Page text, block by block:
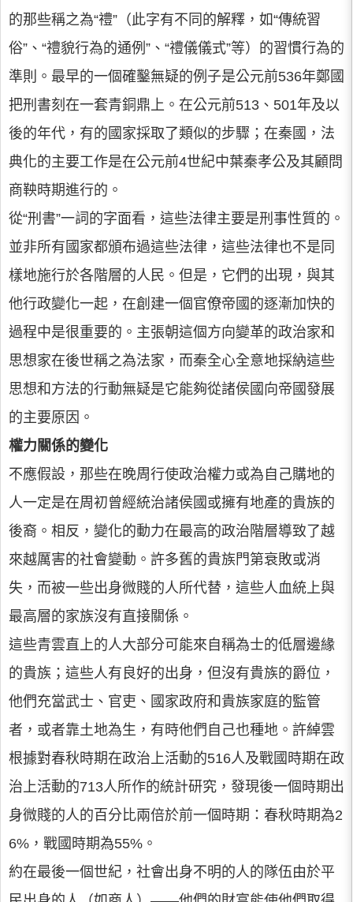
的那些稱之為“禮”（此字有不同的解釋，如“傳統習
俗”、“禮貌行為的通例”、“禮儀儀式”等）的習慣行為的
準則。最早的一個確鑿無疑的例子是公元前536年鄭國
把刑書刻在一套青銅鼎上。在公元前513、501年及以
後的年代，有的國家採取了類似的步驟；在秦國，法
典化的主要工作是在公元前4世紀中葉秦孝公及其顧問
商鞅時期進行的。
從“刑書”一詞的字面看，這些法律主要是刑事性質的。
並非所有國家都頒布過這些法律，這些法律也不是同
樣地施行於各階層的人民。但是，它們的出現，與其
他行政變化一起，在創建一個官僚帝國的逐漸加快的
過程中是很重要的。主張朝這個方向變革的政治家和
思想家在後世稱之為法家，而秦全心全意地採納這些
思想和方法的行動無疑是它能夠從諸侯國向帝國發展
的主要原因。
權力關係的變化
不應假設，那些在晚周行使政治權力或為自己購地的
人一定是在周初曾經統治諸侯國或擁有地產的貴族的
後裔。相反，變化的動力在最高的政治階層導致了越
來越厲害的社會變動。許多舊的貴族門第衰敗或消
失，而被一些出身微賤的人所代替，這些人血統上與
最高層的家族沒有直接關係。
這些青雲直上的人大部分可能來自稱為士的低層邊緣
的貴族；這些人有良好的出身，但沒有貴族的爵位，
他們充當武士、官吏、國家政府和貴族家庭的監管
者，或者靠土地為生，有時他們自己也種地。許綽雲
根據對春秋時期在政治上活動的516人及戰國時期在政
治上活動的713人所作的統計研究，發現後一個時期出
身微賤的人的百分比兩倍於前一個時期：春秋時期為2
6%，戰國時期為55%。
約在最後一個世紀，社會出身不明的人的隊伍由於平